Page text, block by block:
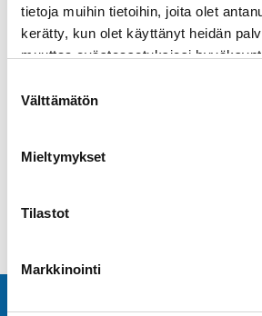
tietoja muihin tietoihin, joita olet
kerätty, kun olet käyttänyt heidän
muuttaa evästeasetuksiesi
valinta
Välttämätön
Mieltymykset
Tilastot
Markkinointi
Avioksien kertyminen
Tupla- ja triplakampanjat